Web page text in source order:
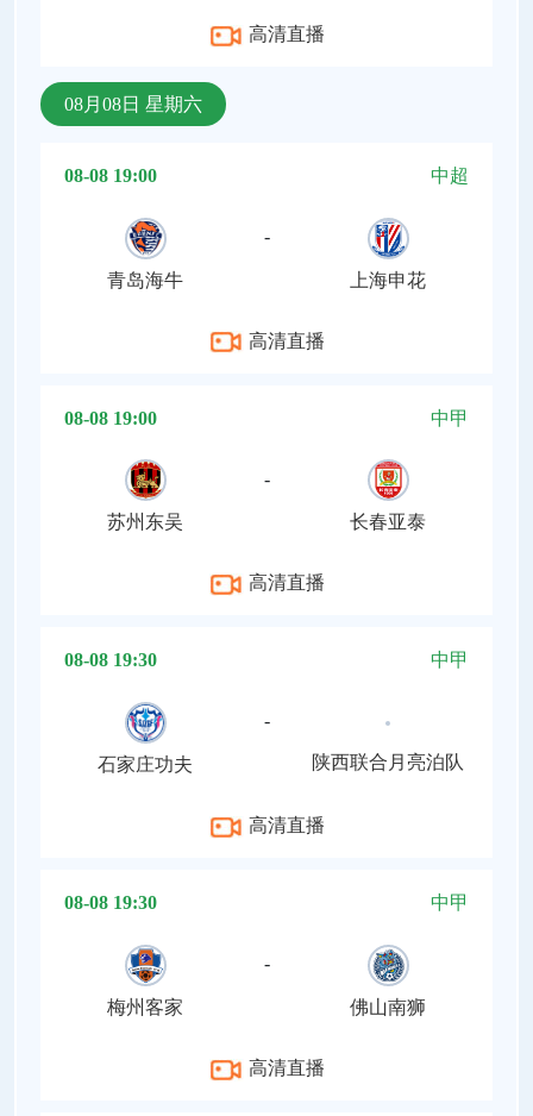
高清直播
08月08日 星期六
08-08 19:00 中超
青岛海牛
-
上海申花
高清直播
08-08 19:00 中甲
苏州东吴
-
长春亚泰
高清直播
08-08 19:30 中甲
石家庄功夫
-
陕西联合月亮泊队
高清直播
08-08 19:30 中甲
梅州客家
-
佛山南狮
高清直播